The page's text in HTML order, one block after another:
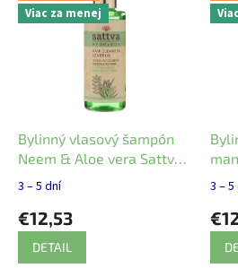
p Viac za menej
Bylinný vlasový šampón
Neem & Aloe vera Sattva
210 ml
3 – 5 dní
€12,53
DETAIL
3 –